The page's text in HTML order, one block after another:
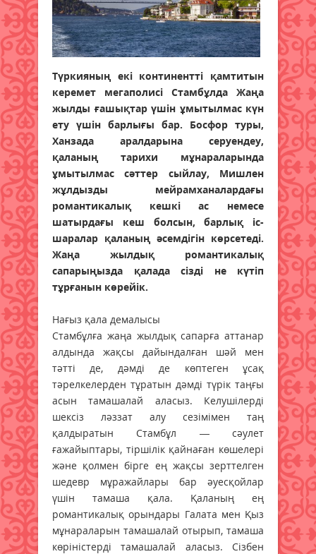
Түркияның екі континентті қамтитын
керемет мегаполисі Стамбұлда Жаңа
жылды ғашықтар үшін ұмытылмас күн
ету үшін барлығы бар. Босфор туры,
Ханзада аралдарына серуендеу,
қаланың тарихи мұнараларында
ұмытылмас сәттер сыйлау, Мишлен
жұлдызды мейрамханалардағы
романтикалық кешкі ас немесе
шатырдағы кеш болсын, барлық іс-
шаралар қаланың әсемдігін көрсетеді.
Жаңа жылдық романтикалық
сапарыңызда қалада сізді не күтіп
тұрғанын көрейік.
Нағыз қала демалысы
Стамбұлға жаңа жылдық сапарға аттанар
алдында жақсы дайындалған шәй мен
тәтті де, дәмді де көптеген ұсақ
тәрелкелерден тұратын дәмді түрік таңғы
асын тамашалай аласыз. Келушілерді
шексіз ләззат алу сезімімен таң
қалдыратын Стамбұл — сәулет
ғажайыптары, тіршілік қайнаған көшелері
және қолмен бірге ең жақсы зерттелген
шедевр мұражайлары бар әуесқойлар
үшін тамаша қала. Қаланың ең
романтикалық орындары Галата мен Қыз
мұнараларын тамашалай отырып, тамаша
көріністерді тамашалай аласыз. Сізбен